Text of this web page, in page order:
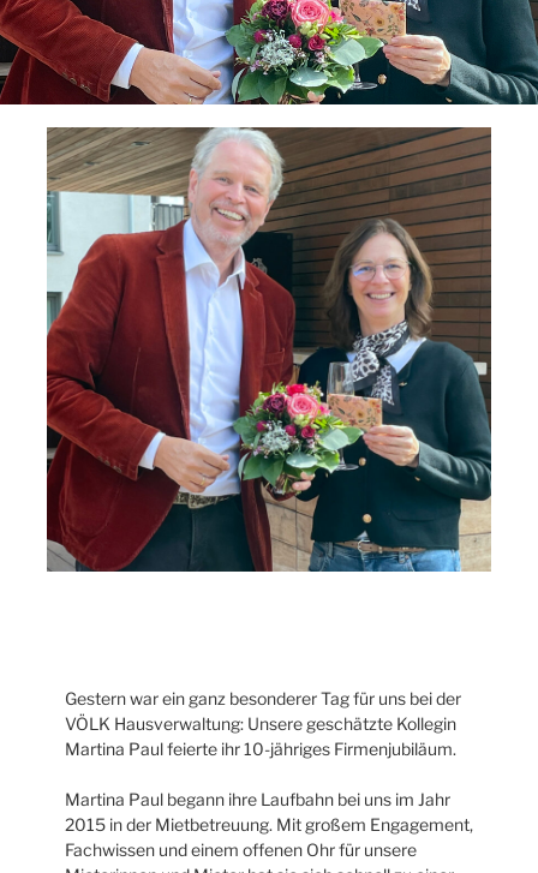
Gestern war ein ganz besonderer Tag für uns bei der
VÖLK Hausverwaltung: Unsere geschätzte Kollegin
Martina Paul feierte ihr 10-jähriges Firmenjubiläum.
Martina Paul begann ihre Laufbahn bei uns im Jahr
2015 in der Mietbetreuung. Mit großem Engagement,
Fachwissen und einem offenen Ohr für unsere